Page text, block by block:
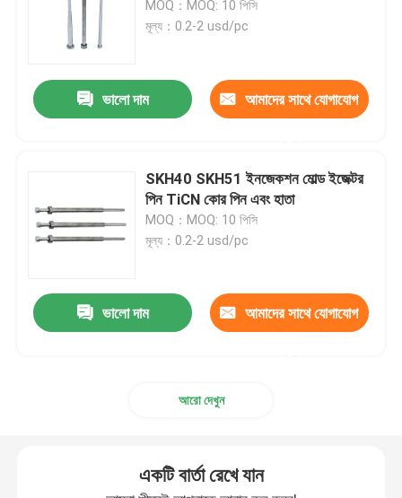
রক্ত সংগ্রহের সুই
ভ্যাকুয়াম রক্ত ​​সংগ্রহ নল
MOQ：MOQ: 10 পিসি
মূল্য：0.2-2 usd/pc
ভালো দাম আমাদের সাথে যোগাযোগ
SKH40 SKH51 ইনজেকশন মোল্ড ইজেক্টর
পিন TiCN কোর পিন এবং হাতা
MOQ：MOQ: 10 পিসি
মূল্য：0.2-2 usd/pc
ভালো দাম আমাদের সাথে যোগাযোগ
আরো দেখুন
একটি বার্তা রেখে যান